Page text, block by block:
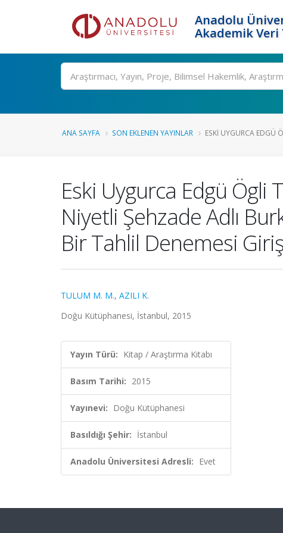
Anadolu
Akademik
Ara
ANA SAYFA SON EKLENEN YAYINLAR ESKI UYGURCA EDGÜ
Eski Uygurca Edgü Ögli
Niyetli Şehzade Adlı
Bir Tahlil Denemesi
TULUM M. M., AZILI K.
Doğu Kütüphanesi, İstanbul, 2015
Yayın Türü: Kitap / Araştırma Kitabı
Basım Tarihi: 2015
Yayınevi: Doğu Kütüphanesi
Basıldığı Şehir: İstanbul
Anadolu Üniversitesi Adresli: Evet